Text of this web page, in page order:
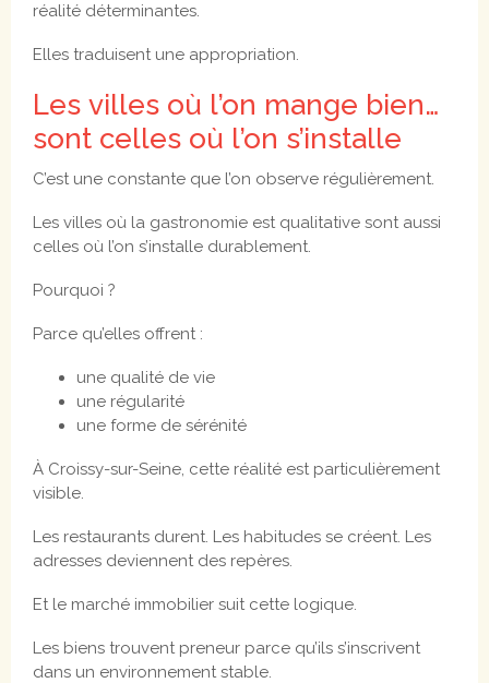
réalité déterminantes.
Elles traduisent une appropriation.
Les villes où l’on mange bien…
sont celles où l’on s’installe
C’est une constante que l’on observe régulièrement.
Les villes où la gastronomie est qualitative sont aussi
celles où l’on s’installe durablement.
Pourquoi ?
Parce qu’elles offrent :
une qualité de vie
une régularité
une forme de sérénité
À Croissy-sur-Seine, cette réalité est particulièrement
visible.
Les restaurants durent. Les habitudes se créent. Les
adresses deviennent des repères.
Et le marché immobilier suit cette logique.
Les biens trouvent preneur parce qu’ils s’inscrivent
dans un environnement stable.